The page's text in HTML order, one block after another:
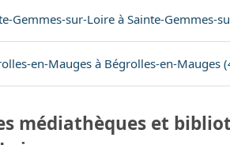
Gemmes-sur-Loire à Sainte-Gemmes-
en-Mauges à Bégrolles-en-Mauges
médiathèques et